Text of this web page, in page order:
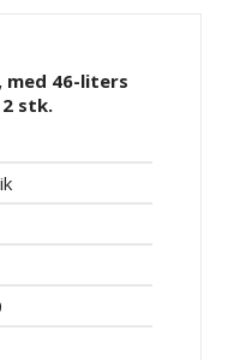
med 46-liters
stk.